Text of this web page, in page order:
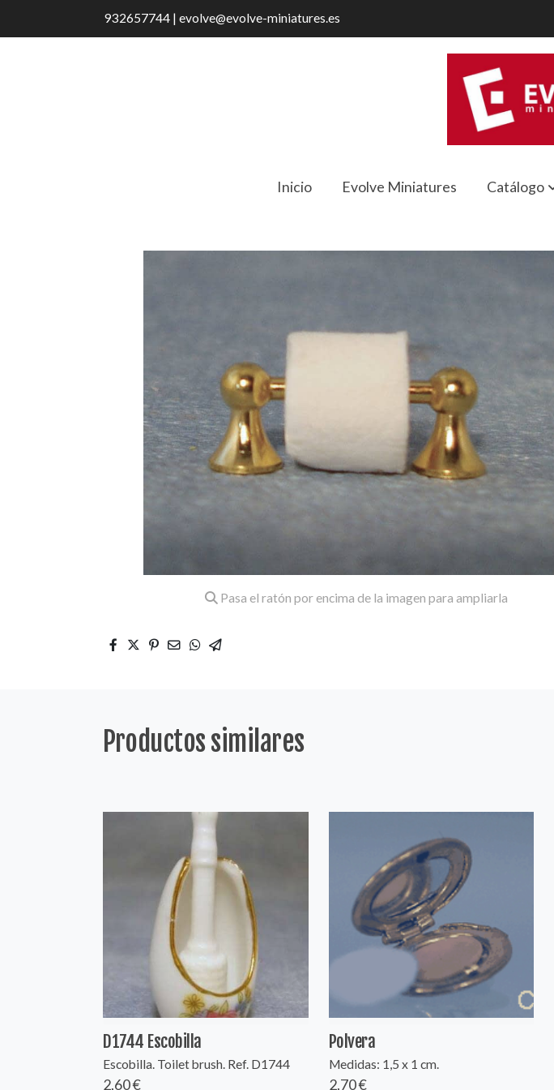
932657744 | evolve@evolve-miniatures.es
Inicio Evolve Miniatures Catálogo
Pasa el ratón por encima de la imagen para ampliarla
Productos similares
D1744 Escobilla
Escobilla. Toilet brush. Ref. D1744
2,60 €
Polvera
Medidas: 1,5 x 1 cm.
2,70 €